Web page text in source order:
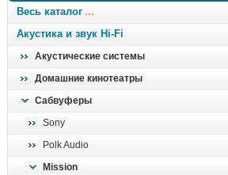
ресиверы,
проигрыватели
Весь каталог
Акустика и звук Hi-Fi
Акустические системы
Домашние кинотеатры
Сабвуферы
Sony
Polk Audio
Mission